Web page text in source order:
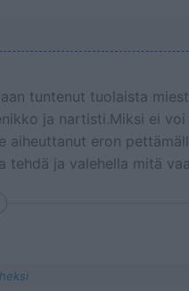
tuntenut tuolaista
ja nartisti.Miksi ei
aiheuttanut eron
tehdä ja valehella mitä